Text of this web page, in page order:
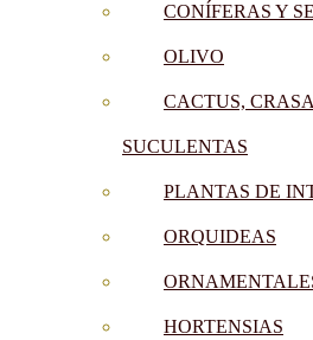
CONÍFERAS Y
OLIVO
CACTUS,
SUCULENTAS
PLANTAS DE
ORQUIDEAS
HORTENSIAS